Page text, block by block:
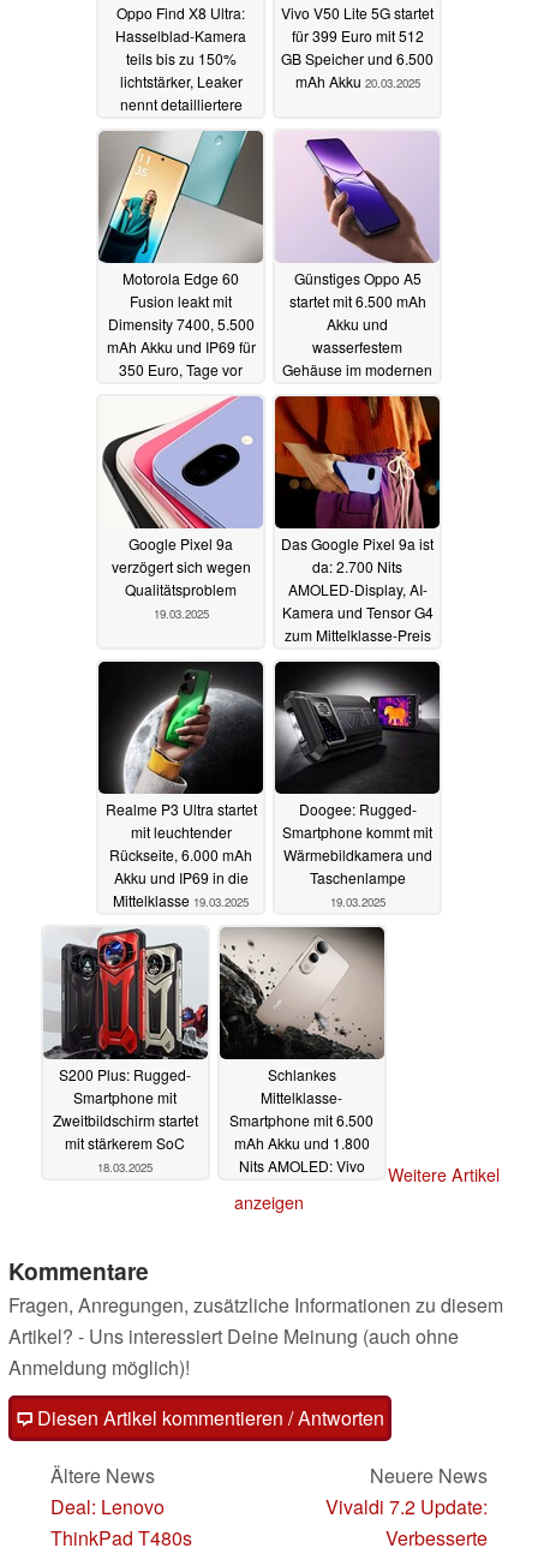
Oppo Find X8 Ultra:
Hasselblad-Kamera
teils bis zu 150%
lichtstärker, Leaker
nennt detailliertere
Specs23.03.2025
Vivo V50 Lite 5G startet
für 399 Euro mit 512
GB Speicher und 6.500
mAh Akku 20.03.2025
Motorola Edge 60
Fusion leakt mit
Dimensity 7400, 5.500
mAh Akku und IP69 für
350 Euro, Tage vor
20.03.2025
Günstiges Oppo A5
startet mit 6.500 mAh
Akku und
wasserfestem
Gehäuse im modernen
Design19.03.2025
Google Pixel 9a
verzögert sich wegen
Qualitätsproblem
19.03.2025
Das Google Pixel 9a ist
da: 2.700 Nits
AMOLED-Display, AI-
Kamera und Tensor G4
zum Mittelklasse-Preis
19.03.2025
Realme P3 Ultra startet
mit leuchtender
Rückseite, 6.000 mAh
Akku und IP69 in die
Mittelklasse 19.03.2025
Doogee: Rugged-
Smartphone kommt mit
Wärmebildkamera und
Taschenlampe
19.03.2025
S200 Plus: Rugged-
Smartphone mit
Zweitbildschirm startet
mit stärkerem SoC
18.03.2025
Schlankes
Mittelklasse-
Smartphone mit 6.500
mAh Akku und 1.800
Nits AMOLED: Vivo
17.03.2025
Weitere Artikel
anzeigen
Kommentare
Fragen, Anregungen, zusätzliche Informationen zu diesem
Artikel? - Uns interessiert Deine Meinung (auch ohne
Anmeldung möglich)!
Diesen Artikel kommentieren / Antworten
Ältere News
Deal: Lenovo
ThinkPad T480s
Neuere News
Vivaldi 7.2 Update:
Verbesserte